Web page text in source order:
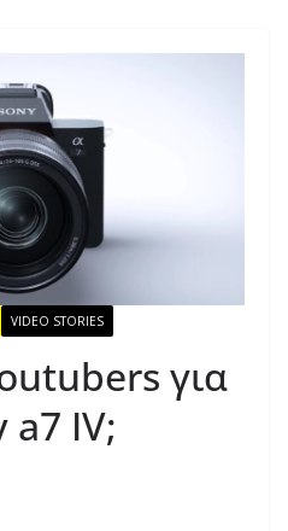
VIDEO STORIES
για
a7 IV;